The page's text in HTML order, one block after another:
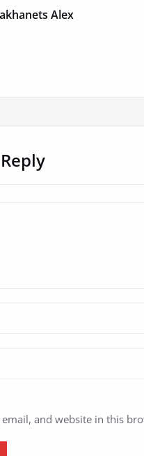
Alex
email, and website in this